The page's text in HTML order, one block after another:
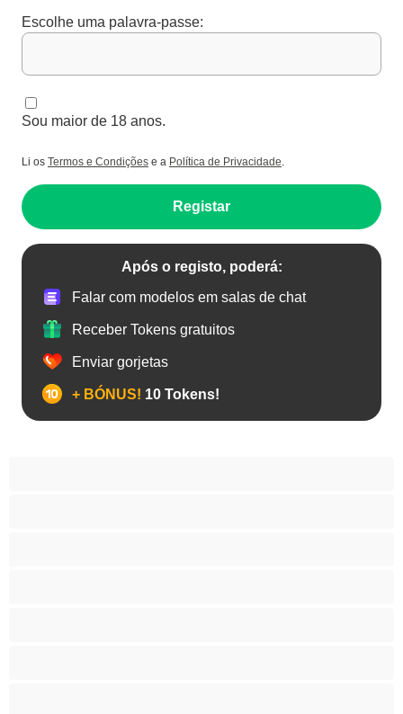
Escolhe uma palavra-passe:
Sou maior de 18 anos.
Li os Termos e Condições e a Política de Privacidade.
Registar
Após o registo, poderá:
Falar com modelos em salas de chat
Receber Tokens gratuitos
Enviar gorjetas
+ BÓNUS! 10 Tokens!